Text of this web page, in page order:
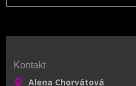
Kontakt
Alena Chorvátová